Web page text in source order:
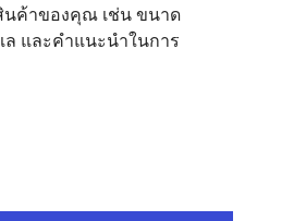
นค้าของคุณ เช่น ขนาด
และคำแนะนำในการ